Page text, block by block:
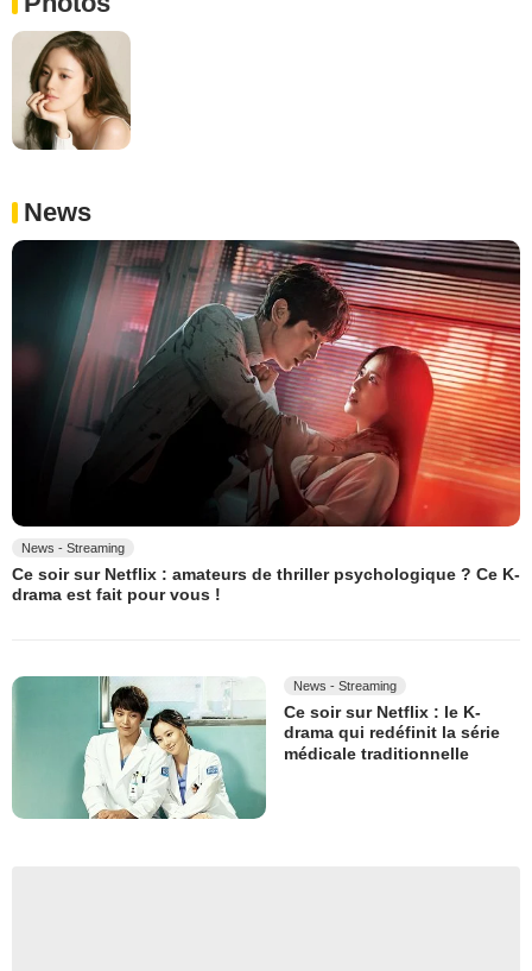
News
News - Streaming
Ce soir sur Netflix : amateurs de thriller psychologique ? Ce K-
drama est fait pour vous !
News - Streaming
Ce soir sur Netflix : le K-
drama qui redéfinit la série
médicale traditionnelle